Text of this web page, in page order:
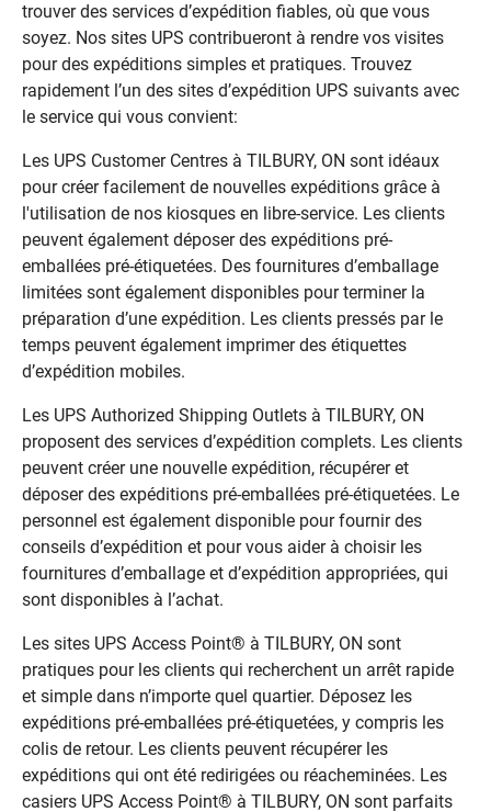
trouver des services d’expédition fiables, où que vous
soyez. Nos sites UPS contribueront à rendre vos visites
pour des expéditions simples et pratiques. Trouvez
rapidement l’un des sites d’expédition UPS suivants avec
le service qui vous convient:
Les UPS Customer Centres à TILBURY, ON sont idéaux
pour créer facilement de nouvelles expéditions grâce à
l'utilisation de nos kiosques en libre-service. Les clients
peuvent également déposer des expéditions pré-
emballées pré-étiquetées. Des fournitures d’emballage
limitées sont également disponibles pour terminer la
préparation d’une expédition. Les clients pressés par le
temps peuvent également imprimer des étiquettes
d’expédition mobiles.
Les UPS Authorized Shipping Outlets à TILBURY, ON
proposent des services d’expédition complets. Les clients
peuvent créer une nouvelle expédition, récupérer et
déposer des expéditions pré-emballées pré-étiquetées. Le
personnel est également disponible pour fournir des
conseils d’expédition et pour vous aider à choisir les
fournitures d’emballage et d’expédition appropriées, qui
sont disponibles à l’achat.
Les sites UPS Access Point® à TILBURY, ON sont
pratiques pour les clients qui recherchent un arrêt rapide
et simple dans n’importe quel quartier. Déposez les
expéditions pré-emballées pré-étiquetées, y compris les
colis de retour. Les clients peuvent récupérer les
expéditions qui ont été redirigées ou réacheminées. Les
casiers UPS Access Point® à TILBURY, ON sont parfaits